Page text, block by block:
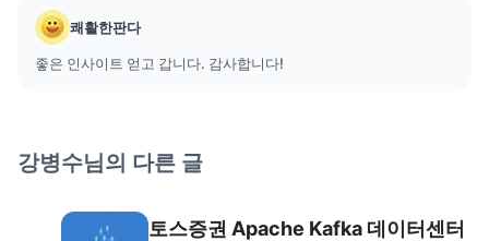
쾌활한판다
좋은 인사이트 얻고 갑니다. 감사합니다!
강병수님의 다른 글
토스증권 Apache Kafka 데이터센터